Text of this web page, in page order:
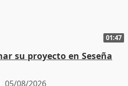
01:47
su proyecto en Seseña
05/08/2026